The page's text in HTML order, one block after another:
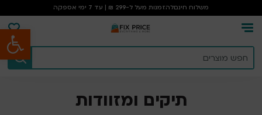
פתח סרגל נגישות
משלוח חינםלהזמנות מעל ל-299 ₪ | עד 7 ימי אספקה
תיקים ומזוודות